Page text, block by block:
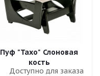
Пуф "Тахо" Слоновая
кость
Доступно для заказа